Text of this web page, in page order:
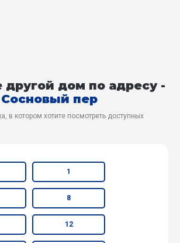
дом по адресу -
Сосновый пер
в котором хотите посмотреть доступных
1
8
12